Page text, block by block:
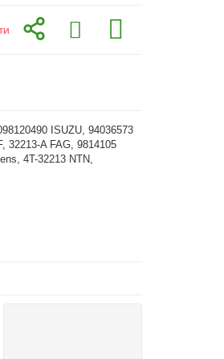
ISUZU, 94036573
32213-A FAG, 9814105
4T-32213 NTN,